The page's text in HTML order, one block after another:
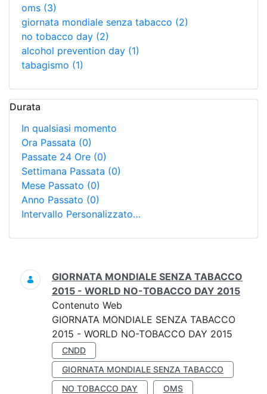
oms (3)
giornata mondiale senza tabacco (2)
no tobacco day (2)
alcohol prevention day (1)
tabagismo (1)
Durata
In qualsiasi momento
Ora Passata (0)
Passate 24 Ore (0)
Settimana Passata (0)
Mese Passato (0)
Anno Passato (0)
Intervallo Personalizzato…
Ricerca
GIORNATA MONDIALE SENZA TABACCO
2015 - WORLD NO-TOBACCO DAY 2015
Contenuto Web
GIORNATA MONDIALE SENZA TABACCO
2015 - WORLD NO-TOBACCO DAY 2015
CNDD
GIORNATA MONDIALE SENZA TABACCO
NO TOBACCO DAY
OMS